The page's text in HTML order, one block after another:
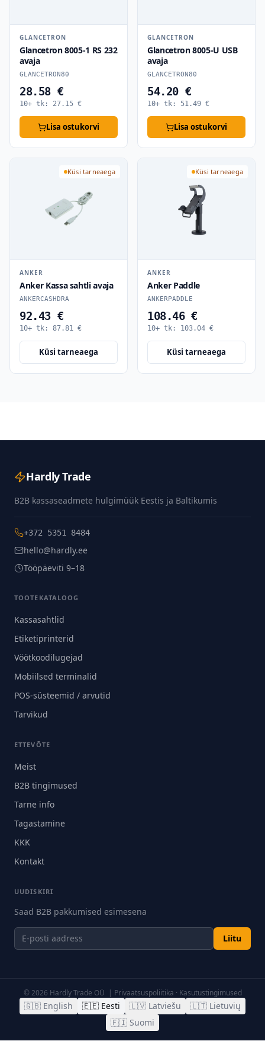
GLANCETRON
Glancetron 8005-1 RS 232
avaja
GLANCETRON80
28.58 €
10+ tk: 27.15 €
Lisa ostukorvi
GLANCETRON
Glancetron 8005-U USB
avaja
GLANCETRON80
54.20 €
10+ tk: 51.49 €
Lisa ostukorvi
Küsi tarneaega
ANKER
Anker Kassa sahtli avaja
ANKERCASHDRA
92.43 €
10+ tk: 87.81 €
Küsi tarneaega
Küsi tarneaega
ANKER
Anker Paddle
ANKERPADDLE
108.46 €
10+ tk: 103.04 €
Küsi tarneaega
Hardly Trade
B2B kassaseadmete hulgimüük Eestis ja Baltikumis
+372 5351 8484
hello@hardly.ee
Tööpäeviti 9–18
TOOTEKATALOOG
Kassasahtlid
Etiketiprinterid
Vöötkoodilugejad
Mobiilsed terminalid
POS-süsteemid / arvutid
Tarvikud
ETTEVÕTE
Meist
B2B tingimused
Tarne info
Tagastamine
KKK
Kontakt
UUDISKIRI
Saad B2B pakkumised esimesena
Liitu
©2026 Hardly Trade OÜ | Privaatsuspoliitika · Kasutustingimused
🇬🇧 English 🇪🇪 Eesti 🇱🇻 Latviešu 🇱🇹 Lietuvių
🇫🇮 Suomi